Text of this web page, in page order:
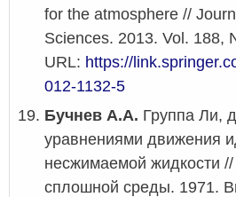
for the atmosphere //
Sciences. 2013. Vol. 188,
URL: https://
012-1132-5
Бучнев А.А. Группа Ли,
уравнениями движения
несжимаемой жидкости
сплошной среды. 1971.